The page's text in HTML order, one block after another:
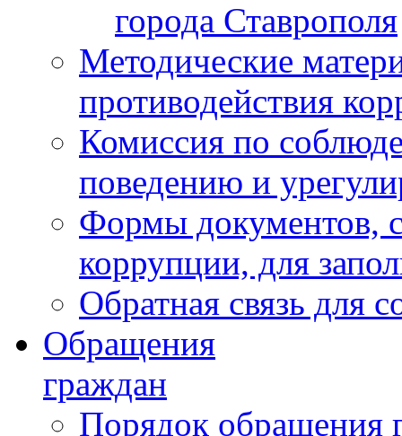
города Ставрополя
Методические
противодействия
Комиссия по
поведению и
Формы документов,
коррупции, для
Обратная связь для
Обращения
граждан
Порядок обращения